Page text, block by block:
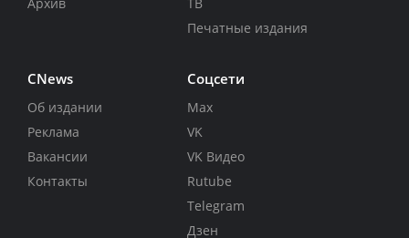
Печатные издания
CNews
Об издании
Реклама
Вакансии
Контакты
Соцсети
Max
VK
VK Видео
Rutube
Telegram
Дзен